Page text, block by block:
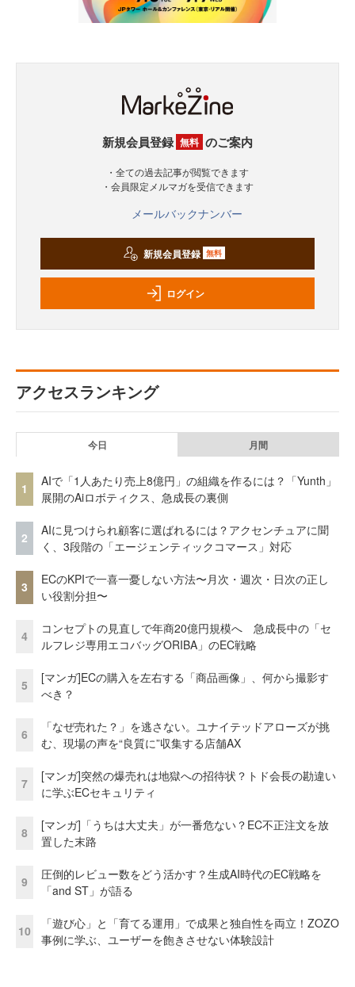
新規会員登録 無料 のご案内
・全ての過去記事が閲覧できます
・会員限定メルマガを受信できます
メールバックナンバー
新規会員登録 無料
ログイン
アクセスランキング
今日 月間
1
AIで「1人あたり売上8億円」の組織を作るには？「Yunth」
展開のAiロボティクス、急成長の裏側
2
AIに見つけられ顧客に選ばれるには？アクセンチュアに聞
く、3段階の「エージェンティックコマース」対応
3
ECのKPIで一喜一憂しない方法〜月次・週次・日次の正し
い役割分担〜
4
コンセプトの見直しで年商20億円規模へ 急成長中の「セ
ルフレジ専用エコバッグORIBA」のEC戦略
5
[マンガ]ECの購入を左右する「商品画像」、何から撮影す
べき？
6
「なぜ売れた？」を逃さない。ユナイテッドアローズが挑
む、現場の声を“良質に”収集する店舗AX
7
[マンガ]突然の爆売れは地獄への招待状？トド会長の勘違い
に学ぶECセキュリティ
8
[マンガ]「うちは大丈夫」が一番危ない？EC不正注文を放
置した末路
9
圧倒的レビュー数をどう活かす？生成AI時代のEC戦略を
「and ST」が語る
10
「遊び心」と「育てる運用」で成果と独自性を両立！ZOZO
事例に学ぶ、ユーザーを飽きさせない体験設計